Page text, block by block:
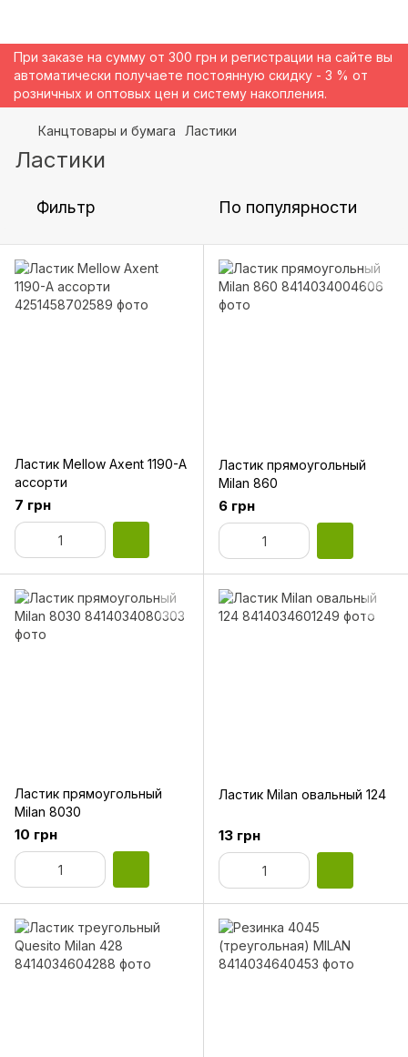
При заказе на сумму от 300 грн и регистрации на сайте вы
автоматически получаете постоянную скидку - 3 % от
розничных и оптовых цен и систему накопления.
Канцтовары и бумага Ластики
Ластики
Фильтр По популярности
Ластик Mellow Axent 1190-A
ассорти
7 грн
Ластик прямоугольный
Milan 860
6 грн
Ластик прямоугольный
Milan 8030
10 грн
Ластик Milan овальный 124
13 грн